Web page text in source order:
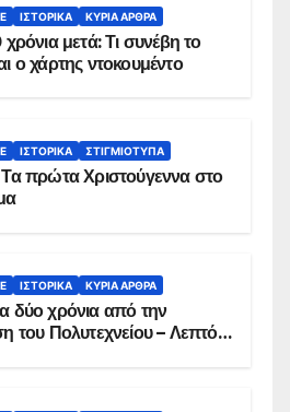
ΙΣΤΟΡΙΚΆ ΚΥΡΙΑ ΑΡΘΡΑ
χρόνια μετά: Τι συνέβη το
1996 και ο χάρτης ντοκουμέντο
ΙΣΤΟΡΙΚΆ ΣΤΙΓΜΙΌΤΥΠΑ
πρώτα Χριστούγεννα στο
ΙΣΤΟΡΙΚΆ ΚΥΡΙΑ ΑΡΘΡΑ
δύο χρόνια από την
του Πολυτεχνείου – Λεπτό